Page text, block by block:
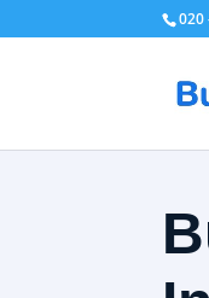
020